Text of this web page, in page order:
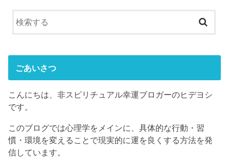
ごあいさつ
こんにちは、非スピリチュアル幸運ブロガーのヒデヨシ
です。
このブログでは心理学をメインに、具体的な行動・習
慣・環境を変えることで現実的に運を良くする方法を発
信しています。